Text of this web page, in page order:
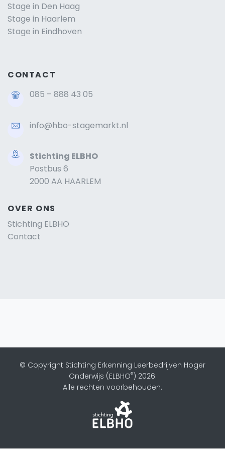
Stage in Den Haag
Stage in Haarlem
Stage in Eindhoven
CONTACT
085 – 888 43 05
info@hbo-stagemarkt.nl
Stichting ELBHO
Postbus 6
2000 AA HAARLEM
OVER ONS
Stichting ELBHO
Contact
© Copyright Stichting Erkenning Leerbedrijven Hoger
Onderwijs (ELBHO®) 2026.
Alle rechten voorbehouden.